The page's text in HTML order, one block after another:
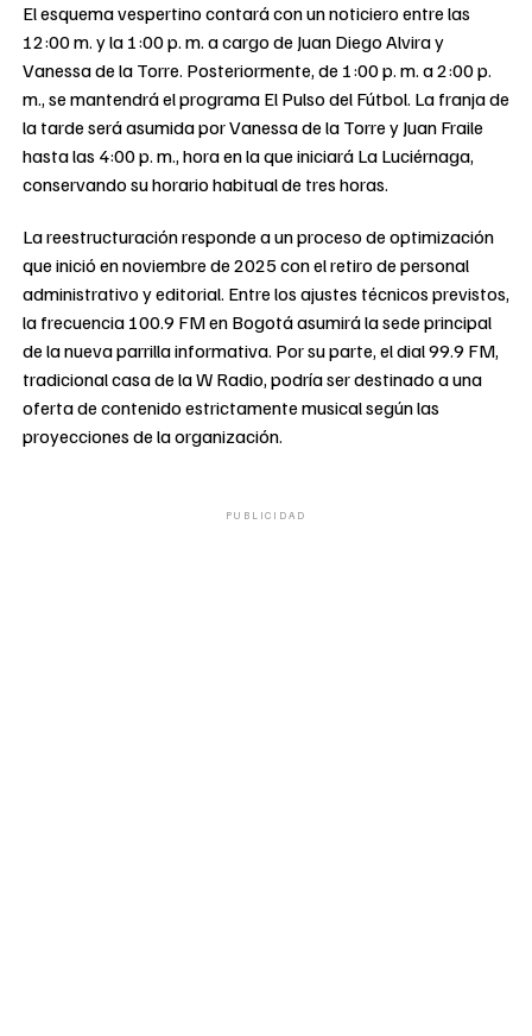
El esquema vespertino contará con un noticiero entre las
12:00 m. y la 1:00 p. m. a cargo de Juan Diego Alvira y
Vanessa de la Torre. Posteriormente, de 1:00 p. m. a 2:00 p.
m., se mantendrá el programa El Pulso del Fútbol. La franja de
la tarde será asumida por Vanessa de la Torre y Juan Fraile
hasta las 4:00 p. m., hora en la que iniciará La Luciérnaga,
conservando su horario habitual de tres horas.
La reestructuración responde a un proceso de optimización
que inició en noviembre de 2025 con el retiro de personal
administrativo y editorial. Entre los ajustes técnicos previstos,
la frecuencia 100.9 FM en Bogotá asumirá la sede principal
de la nueva parrilla informativa. Por su parte, el dial 99.9 FM,
tradicional casa de la W Radio, podría ser destinado a una
oferta de contenido estrictamente musical según las
proyecciones de la organización.
PUBLICIDAD